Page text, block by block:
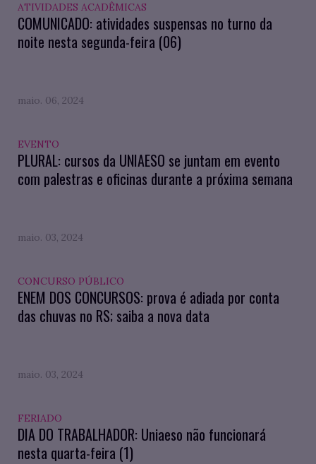
ATIVIDADES ACADÊMICAS
COMUNICADO: atividades suspensas no turno da
noite nesta segunda-feira (06)
maio. 06, 2024
EVENTO
PLURAL: cursos da UNIAESO se juntam em evento
com palestras e oficinas durante a próxima semana
maio. 03, 2024
CONCURSO PÚBLICO
ENEM DOS CONCURSOS: prova é adiada por conta
das chuvas no RS; saiba a nova data
maio. 03, 2024
FERIADO
DIA DO TRABALHADOR: Uniaeso não funcionará
nesta quarta-feira (1)